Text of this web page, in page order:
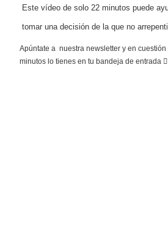
Este vídeo de solo 22 minutos puede
tomar una decisión de la que no
Apúntate a nuestra newsletter y en cuestión
minutos lo tienes en tu bandeja de entrada